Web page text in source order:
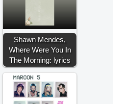
Shawn Mendes,
Where Were You In
The Morning: lyrics